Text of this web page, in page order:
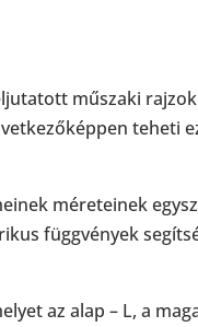
műszaki
teheti
méreteinek
függvények
az alap – L, a